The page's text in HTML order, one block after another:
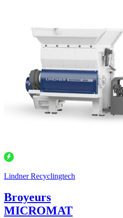
Lindner Recyclingtech
Broyeurs
MICROMAT